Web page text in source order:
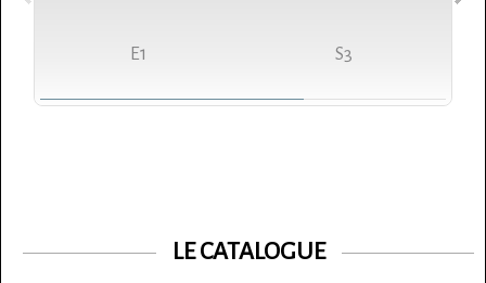
E1 S3
LE CATALOGUE